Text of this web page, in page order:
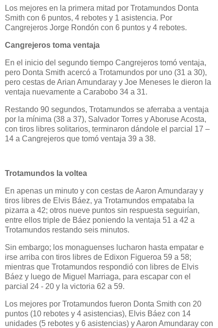
Los mejores en la primera mitad por Trotamundos Donta
Smith con 6 puntos, 4 rebotes y 1 asistencia. Por
Cangrejeros Jorge Rondón con 6 puntos y 4 rebotes.
Cangrejeros toma ventaja
En el inicio del segundo tiempo Cangrejeros tomó ventaja,
pero Donta Smith acercó a Trotamundos por uno (31 a 30),
pero cestas de Arian Amundaray y Joe Meneses le dieron la
ventaja nuevamente a Carabobo 34 a 31.
Restando 90 segundos, Trotamundos se aferraba a ventaja
por la mínima (38 a 37), Salvador Torres y Aboruse Acosta,
con tiros libres solitarios, terminaron dándole el parcial 17 –
14 a Cangrejeros que tomó ventaja 39 a 38.
Trotamundos la voltea
En apenas un minuto y con cestas de Aaron Amundaray y
tiros libres de Elvis Báez, ya Trotamundos empataba la
pizarra a 42; otros nueve puntos sin respuesta seguirían,
entre ellos triple de Báez poniendo la ventaja 51 a 42 a
Trotamundos restando seis minutos.
Sin embargo; los monaguenses lucharon hasta empatar e
irse arriba con tiros libres de Edixon Figueroa 59 a 58;
mientras que Trotamundos respondió con libres de Elvis
Báez y luego de Miguel Marriaga, para escapar con el
parcial 24 - 20 y la victoria 62 a 59.
Los mejores por Trotamundos fueron Donta Smith con 20
puntos (10 rebotes y 4 asistencias), Elvis Báez con 14
unidades (5 rebotes y 6 asistencias) y Aaron Amundaray con